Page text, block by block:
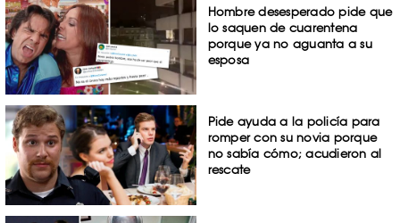
Hombre desesperado pide que
lo saquen de cuarentena
porque ya no aguanta a su
esposa
Pide ayuda a la policía para
romper con su novia porque
no sabía cómo; acudieron al
rescate